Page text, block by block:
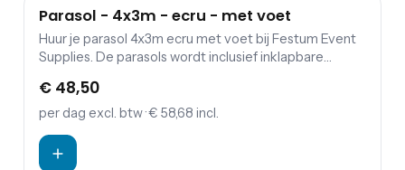
Parasol - 4x3m - ecru - met voet
Huur je parasol 4x3m ecru met voet bij Festum Event
Supplies. De parasols wordt inclusief inklapbare
versteviging.
€ 48,50
per dag excl. btw· € 58,68 incl.